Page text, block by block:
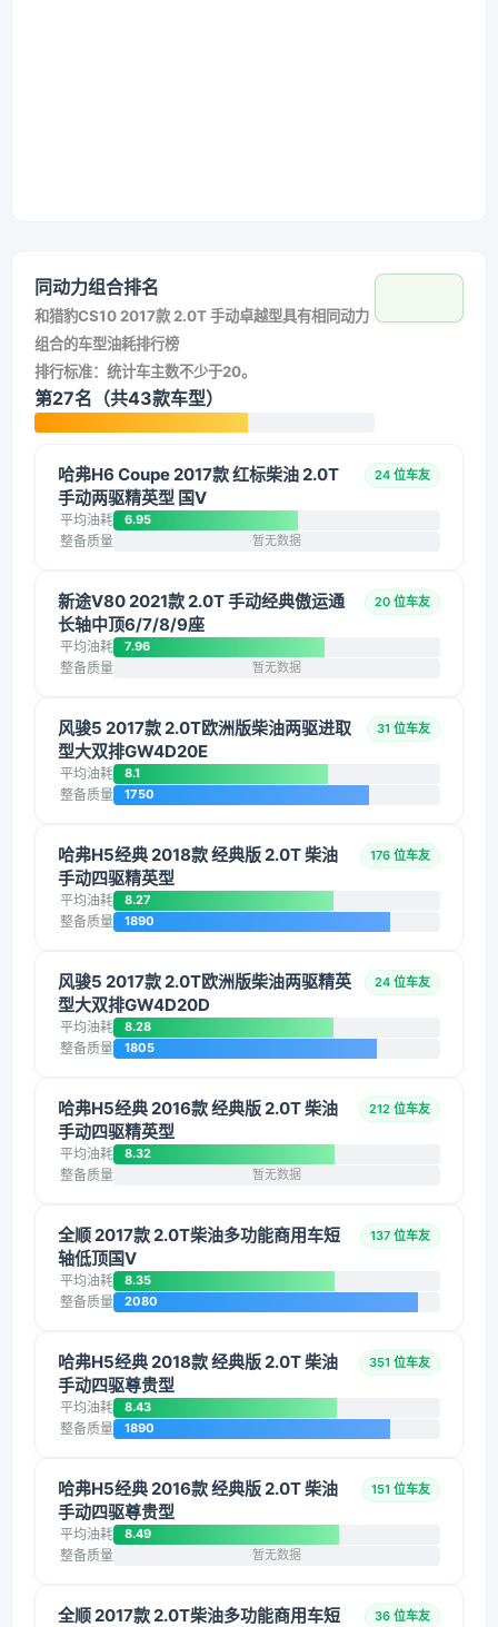
同动力组合排名
和猎豹CS10 2017款 2.0T 手动卓越型具有相同动力
组合的车型油耗排行榜
排行标准：统计车主数不少于20。
第27名（共43款车型）
哈弗H6 Coupe 2017款 红标柴油 2.0T
手动两驱精英型 国V
24 位车友
平均油耗 6.95
整备质量 暂无数据
新途V80 2021款 2.0T 手动经典傲运通
长轴中顶6/7/8/9座
20 位车友
平均油耗 7.96
整备质量 暂无数据
风骏5 2017款 2.0T欧洲版柴油两驱进取
型大双排GW4D20E
31 位车友
平均油耗 8.1
整备质量 1750
哈弗H5经典 2018款 经典版 2.0T 柴油
手动四驱精英型
176 位车友
平均油耗 8.27
整备质量 1890
风骏5 2017款 2.0T欧洲版柴油两驱精英
型大双排GW4D20D
24 位车友
平均油耗 8.28
整备质量 1805
哈弗H5经典 2016款 经典版 2.0T 柴油
手动四驱精英型
212 位车友
平均油耗 8.32
整备质量 暂无数据
全顺 2017款 2.0T柴油多功能商用车短
轴低顶国V
137 位车友
平均油耗 8.35
整备质量 2080
哈弗H5经典 2018款 经典版 2.0T 柴油
手动四驱尊贵型
351 位车友
平均油耗 8.43
整备质量 1890
哈弗H5经典 2016款 经典版 2.0T 柴油
手动四驱尊贵型
151 位车友
平均油耗 8.49
整备质量 暂无数据
全顺 2017款 2.0T柴油多功能商用车短
36 位车友